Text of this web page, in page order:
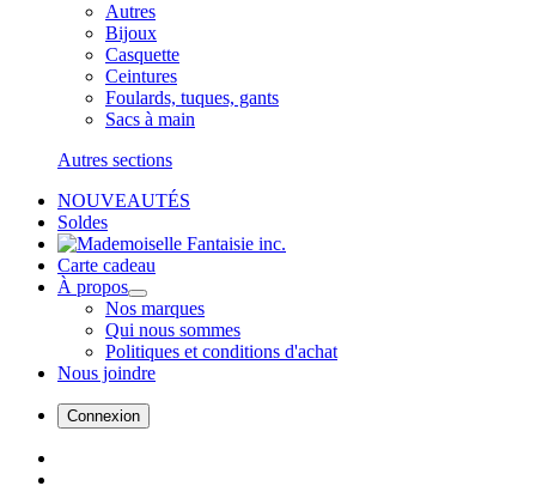
Autres
Bijoux
Casquette
Ceintures
Foulards, tuques, gants
Sacs à main
Autres sections
NOUVEAUTÉS
Soldes
Carte cadeau
À propos
Nos marques
Qui nous sommes
Politiques et conditions d'achat
Nous joindre
Connexion